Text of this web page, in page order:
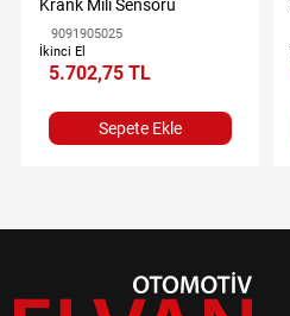
Krank Mili Sensörü
9091905025
İkinci El
5.702,75 TL
Sepete Ekle